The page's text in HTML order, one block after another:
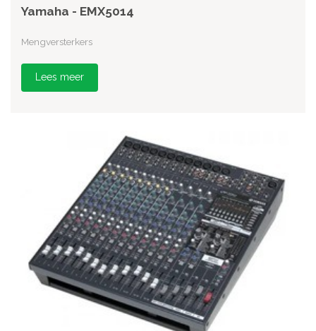
Yamaha - EMX5014
Mengversterkers
Lees meer